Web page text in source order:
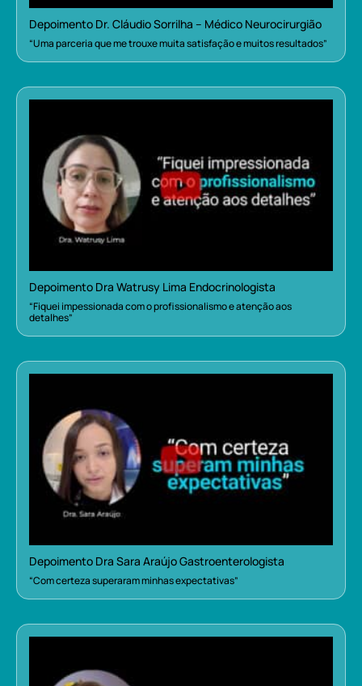
Depoimento Dr. Cláudio Sorrilha – Médico Neurocirurgião
“Uma parceria que me trouxe muita satisfação e muitos resultados”
Depoimento Dra Watrusy Lima Endocrinologista
“Fiquei impessionada com o profissionalismo e atenção aos
detalhes”
Depoimento Dra Sara Araújo Gastroenterologista
“Com certeza superaram minhas expectativas”